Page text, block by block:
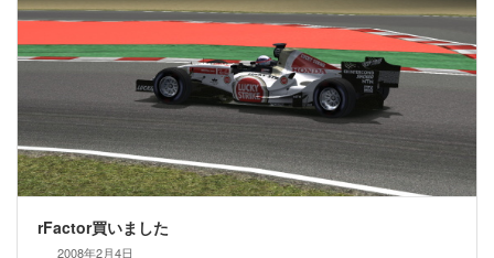
rFactor買いました
2008年2月4日